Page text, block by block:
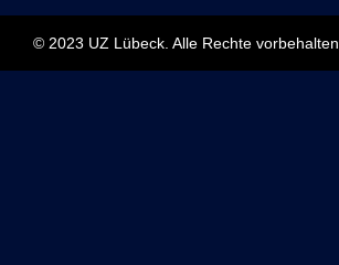
© 2023 UZ Lübeck. Alle Rechte vorbehalten.